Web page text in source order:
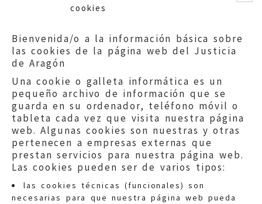
cookies
Bienvenida/o a la información básica sobre
las cookies de la página web del Justicia
de Aragón
Una cookie o galleta informática es un
pequeño archivo de información que se
guarda en su ordenador, teléfono móvil o
tableta cada vez que visita nuestra página
web. Algunas cookies son nuestras y otras
pertenecen a empresas externas que
prestan servicios para nuestra página web.
Las cookies pueden ser de varios tipos:
las cookies técnicas (funcionales) son
necesarias para que nuestra página web pueda